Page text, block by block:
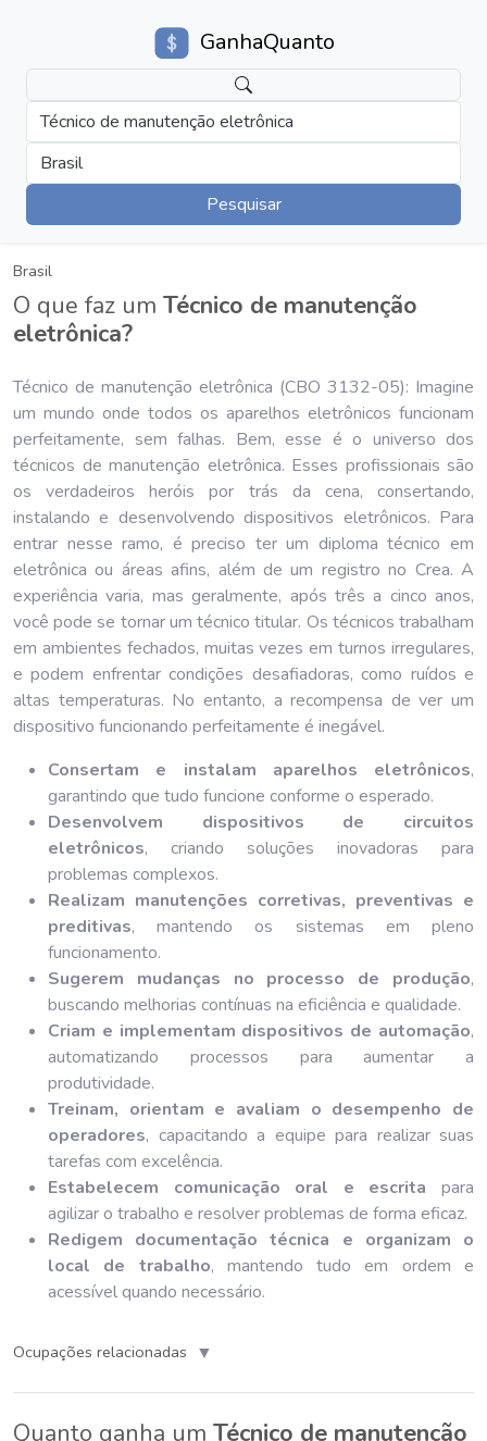
GanhaQuanto
Técnico de manutenção eletrônica
Brasil
Pesquisar
Brasil
O que faz um Técnico de manutenção
eletrônica?
Técnico de manutenção eletrônica (CBO 3132-05): Imagine
um mundo onde todos os aparelhos eletrônicos funcionam
perfeitamente, sem falhas. Bem, esse é o universo dos
técnicos de manutenção eletrônica. Esses profissionais são
os verdadeiros heróis por trás da cena, consertando,
instalando e desenvolvendo dispositivos eletrônicos. Para
entrar nesse ramo, é preciso ter um diploma técnico em
eletrônica ou áreas afins, além de um registro no Crea. A
experiência varia, mas geralmente, após três a cinco anos,
você pode se tornar um técnico titular. Os técnicos trabalham
em ambientes fechados, muitas vezes em turnos irregulares,
e podem enfrentar condições desafiadoras, como ruídos e
altas temperaturas. No entanto, a recompensa de ver um
dispositivo funcionando perfeitamente é inegável.
Consertam e instalam aparelhos eletrônicos,
garantindo que tudo funcione conforme o esperado.
Desenvolvem dispositivos de circuitos
eletrônicos, criando soluções inovadoras para
problemas complexos.
Realizam manutenções corretivas, preventivas e
preditivas, mantendo os sistemas em pleno
funcionamento.
Sugerem mudanças no processo de produção,
buscando melhorias contínuas na eficiência e qualidade.
Criam e implementam dispositivos de automação,
automatizando processos para aumentar a
produtividade.
Treinam, orientam e avaliam o desempenho de
operadores, capacitando a equipe para realizar suas
tarefas com excelência.
Estabelecem comunicação oral e escrita para
agilizar o trabalho e resolver problemas de forma eficaz.
Redigem documentação técnica e organizam o
local de trabalho, mantendo tudo em ordem e
acessível quando necessário.
Ocupações relacionadas ▼
Quanto ganha um Técnico de manutenção